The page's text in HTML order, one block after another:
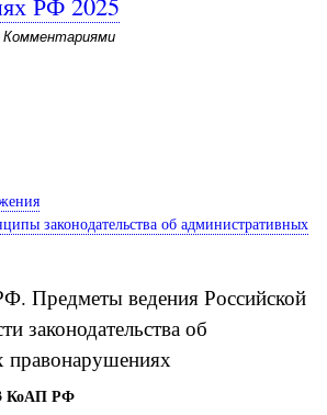
Комментариями
законодательства об административных
Предметы ведения Российской
законодательства об
правонарушениях
КоАП РФ